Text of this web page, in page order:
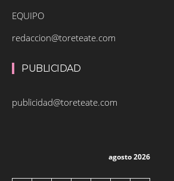
EQUIPO
redaccion@toreteate.com
PUBLICIDAD
publicidad@toreteate.com
agosto 2026